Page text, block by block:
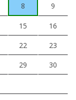
8 9
15 16
22 23
29 30